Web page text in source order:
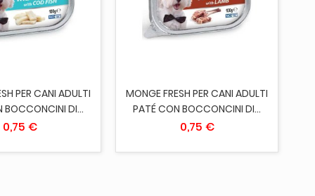
AL CARRELLO
PER CANI ADULTI
BOCCONCINI DI...
0,75 €
AGGIUNGI AL CARRELLO
MONGE FRESH PER CANI ADULTI
PATÉ CON BOCCONCINI DI...
0,75 €